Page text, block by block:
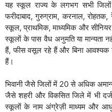
यह स्कूल राज्य के लगभग सभी
फरीदाबाद, गुरुग्राम, करनाल,
स्कूल, प्राथमिक, माध्यमिक और
स्कूलों के पास वैध अनुमति या मान्यता
हैं, फीस वसूल रहे हैं और बिना आवश्यक
हैं।
भिवानी जैसे जिलों में 20 से अधिक
जैसे शहरी और विकसित जिले में भी
स्कूलों के नाम अंग्रेज़ी माध्यम और